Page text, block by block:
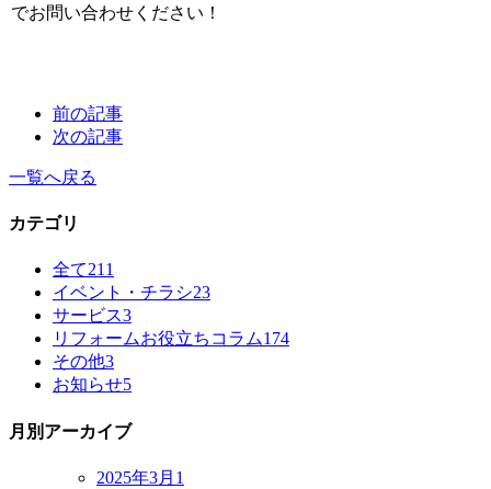
でお問い合わせください！
前の記事
次の記事
一覧へ戻る
カテゴリ
全て211
イベント・チラシ23
サービス3
リフォームお役立ちコラム174
その他3
お知らせ5
月別アーカイブ
2025年3月 1